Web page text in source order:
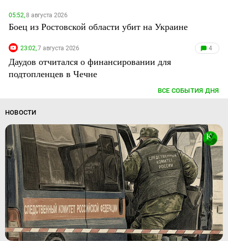
05:52,8 августа 2026
Боец из Ростовской области убит на Украине
23:02,7 августа 2026 4
Даудов отчитался о финансировании для
подтопленцев в Чечне
ВСЕ СОБЫТИЯ ДНЯ
НОВОСТИ